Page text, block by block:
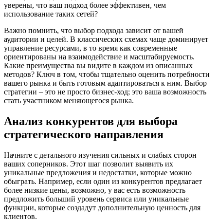
уверены, что ваш подход более эффективен, чем
использование таких сетей?
Важно помнить, что выбор подхода зависит от вашей
аудитории и целей. В классических схемах чаще доминирует
управление ресурсами, в то время как современные
ориентированы на взаимодействие и масштабируемость.
Какие преимущества вы видите в каждом из описанных
методов? Ключ в том, чтобы тщательно оценить потребности
вашего рынка и быть готовым адаптироваться к ним. Выбор
стратегии – это не просто бизнес-ход; это ваша возможность
стать участником меняющегося рынка.
Анализ конкурентов для выбора
стратегического направления
Начните с детального изучения сильных и слабых сторон
ваших соперников. Этот шаг позволит выявить их
уникальные предложения и недостатки, которые можно
обыграть. Например, если один из конкурентов предлагает
более низкие цены, возможно, у вас есть возможность
предложить больший уровень сервиса или уникальные
функции, которые создадут дополнительную ценность для
клиентов.